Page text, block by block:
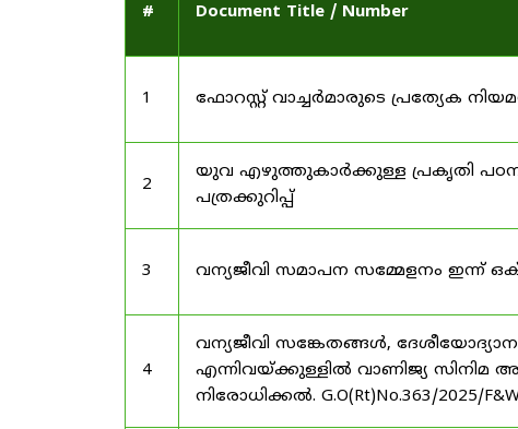
# Document Title / Number
1 ഫോറസ്റ്റ് വാച്ചർമാരുടെ പ്രത്യേക
2
യുവ എഴുത്തുകാർക്കുള്ള പ്രകൃതി പഠന
പത്രക്കുറിപ്പ്
3 വന്യജീവി സമാപന സമ്മേളനം ഇന്ന്
4
വന്യജീവി സങ്കേതങ്ങൾ,
എന്നിവയ്ക്കുള്ളിൽ വാണിജ്യ സിനിമ
നിരോധിക്കൽ. G.O(Rt)No.363/2025/